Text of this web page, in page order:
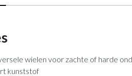
wielen voor zachte of harde
kunststof